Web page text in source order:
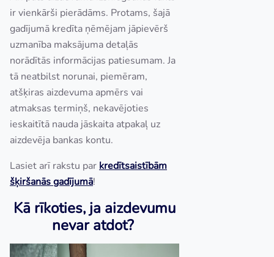
ir vienkārši pierādāms. Protams, šajā
gadījumā kredīta ņēmējam jāpievērš
uzmanība maksājuma detaļās
norādītās informācijas patiesumam. Ja
tā neatbilst norunai, piemēram,
atšķiras aizdevuma apmērs vai
atmaksas termiņš, nekavējoties
ieskaitītā nauda jāskaita atpakaļ uz
aizdevēja bankas kontu.
Lasiet arī rakstu par kredītsaistībām
šķiršanās gadījumā!
Kā rīkoties, ja aizdevumu
nevar atdot?